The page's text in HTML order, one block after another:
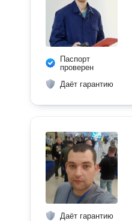
Паспорт
проверен
Даёт гарантию
Даёт гарантию